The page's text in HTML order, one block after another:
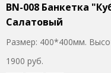
BN-008 Банкетка
Салатовый
Размер: 400*400мм.
1900 руб.